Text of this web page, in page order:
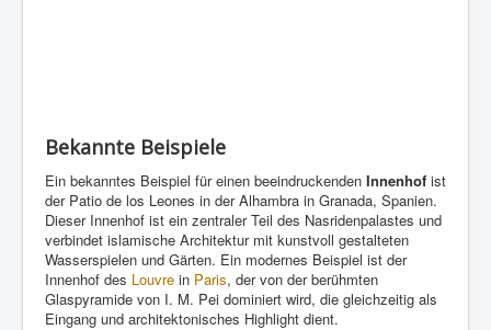
Bekannte Beispiele
Ein bekanntes Beispiel für einen beeindruckenden Innenhof ist
der Patio de los Leones in der Alhambra in Granada, Spanien.
Dieser Innenhof ist ein zentraler Teil des Nasridenpalastes und
verbindet islamische Architektur mit kunstvoll gestalteten
Wasserspielen und Gärten. Ein modernes Beispiel ist der
Innenhof des Louvre in Paris, der von der berühmten
Glaspyramide von I. M. Pei dominiert wird, die gleichzeitig als
Eingang und architektonisches Highlight dient.